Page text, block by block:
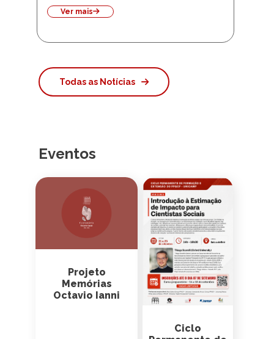
Ver mais
Todas as Notícias
Eventos
Projeto
Memórias
Octavio Ianni
Ciclo